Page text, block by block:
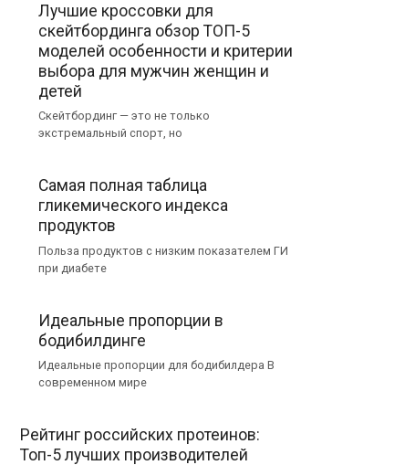
Лучшие кроссовки для
скейтбординга обзор ТОП-5
моделей особенности и критерии
выбора для мужчин женщин и
детей
Скейтбординг — это не только
экстремальный спорт, но
Самая полная таблица
гликемического индекса
продуктов
Польза продуктов с низким показателем ГИ
при диабете
Идеальные пропорции в
бодибилдинге
Идеальные пропорции для бодибилдера В
современном мире
Рейтинг российских протеинов:
Топ-5 лучших производителей